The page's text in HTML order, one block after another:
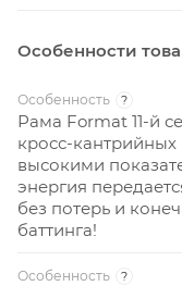
Особенности
Особенность ?
Рама Format 11-й
кросс-
высокими
энергия
без потерь и
баттинга!
Особенность ?